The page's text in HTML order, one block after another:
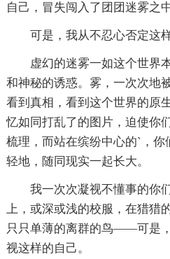
自己，冒失闯入了团团迷雾之中
可是，我从不忍心否定这
虚幻的迷雾一如这个世界
和神秘的诱惑。雾，一次次地
看到真相，看到这个世界的原
忆如同打乱了的图片，迫使你
梳理，而站在缤纷中心的`，你
轻地，随同现实一起长大。
我一次次凝视不懂事的你
上，或深或浅的校服，在猎猎
只只单薄的离群的鸟——可是
视这样的自己。